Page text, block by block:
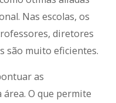
Nas escolas, os
diretores
são muito eficientes.
as
área. O que permite